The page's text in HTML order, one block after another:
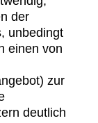
der
unbedingt
einen von
zur
deutlich